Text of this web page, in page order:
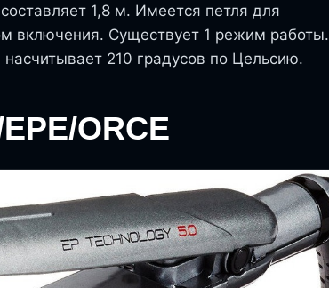
1,8 м. Имеется петля для
включения. Существует 1 режим работы.
210 градусов по Цельсию.
ORCE